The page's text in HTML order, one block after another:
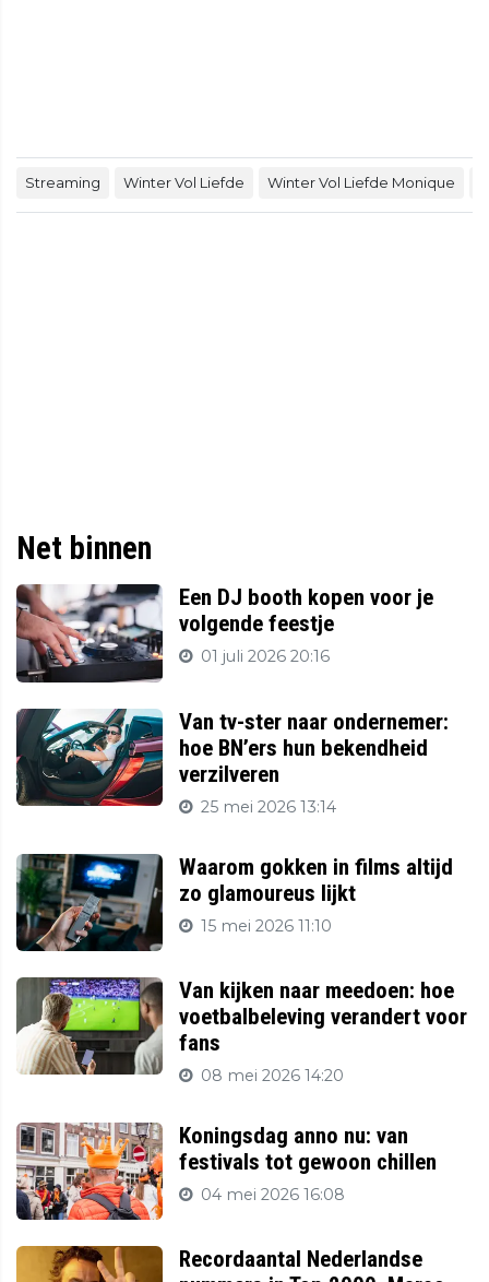
Streaming Winter Vol Liefde Winter Vol Liefde Monique
Net binnen
Een DJ booth kopen voor je
volgende feestje
01 juli 2026 20:16
Van tv-ster naar ondernemer:
hoe BN’ers hun bekendheid
verzilveren
25 mei 2026 13:14
Waarom gokken in films altijd
zo glamoureus lijkt
15 mei 2026 11:10
Van kijken naar meedoen: hoe
voetbalbeleving verandert voor
fans
08 mei 2026 14:20
Koningsdag anno nu: van
festivals tot gewoon chillen
04 mei 2026 16:08
Recordaantal Nederlandse